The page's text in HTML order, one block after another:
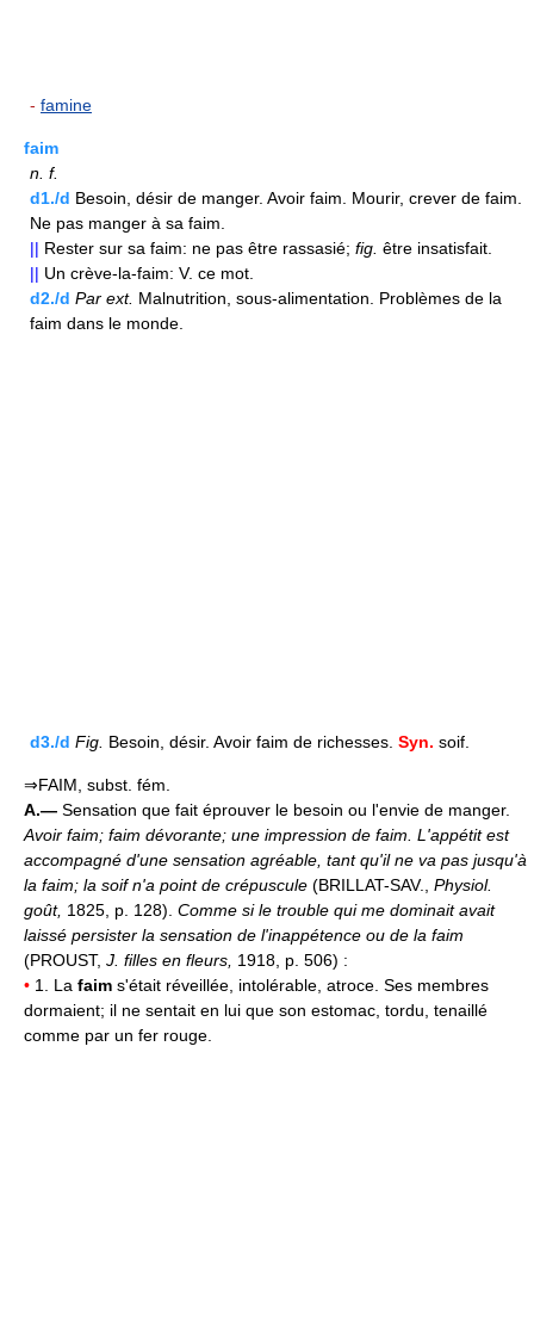
- famine
faim
n. f.
d1./d Besoin, désir de manger. Avoir faim. Mourir, crever de faim.
Ne pas manger à sa faim.
|| Rester sur sa faim: ne pas être rassasié; fig. être insatisfait.
|| Un crève-la-faim: V. ce mot.
d2./d Par ext. Malnutrition, sous-alimentation. Problèmes de la
faim dans le monde.
d3./d Fig. Besoin, désir. Avoir faim de richesses. Syn. soif.
⇒FAIM, subst. fém.
A.— Sensation que fait éprouver le besoin ou l'envie de manger.
Avoir faim; faim dévorante; une impression de faim. L'appétit est
accompagné d'une sensation agréable, tant qu'il ne va pas jusqu'à
la faim; la soif n'a point de crépuscule (BRILLAT-SAV., Physiol.
goût, 1825, p. 128). Comme si le trouble qui me dominait avait
laissé persister la sensation de l'inappétence ou de la faim
(PROUST, J. filles en fleurs, 1918, p. 506) :
• 1. La faim s'était réveillée, intolérable, atroce. Ses membres
dormaient; il ne sentait en lui que son estomac, tordu, tenaillé
comme par un fer rouge.